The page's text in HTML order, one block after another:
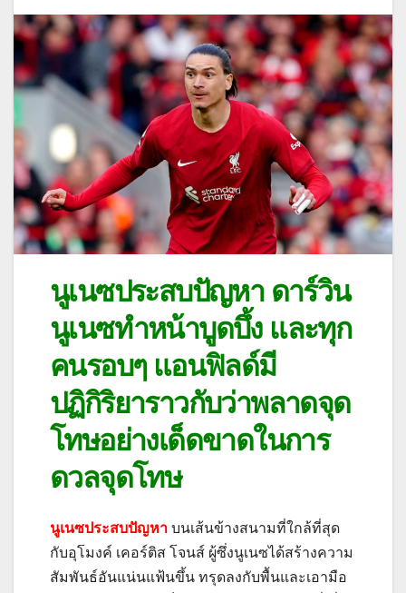
นูเนซประสบปัญหา ดาร์วิน
นูเนซทำหน้าบูดบึ้ง และทุก
คนรอบๆ แอนฟิลด์มี
ปฏิกิริยาราวกับว่าพลาดจุด
โทษอย่างเด็ดขาดในการ
ดวลจุดโทษ
นูเนซประสบปัญหา บนเส้นข้างสนามที่ใกล้ที่สุด
กับอุโมงค์ เคอร์ติส โจนส์ ผู้ซึ่งนูเนซได้สร้างความ
สัมพันธ์อันแน่นแฟ้นขึ้น ทรุดลงกับพื้นและเอามือ